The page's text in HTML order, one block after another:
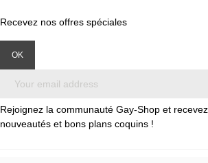
Recevez nos offres spéciales
Rejoignez la communauté Gay-Shop et
nouveautés et bons plans coquins !